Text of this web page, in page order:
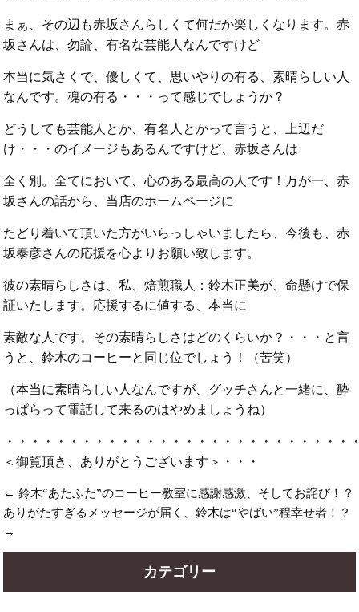
まぁ、その辺も赤坂さんらしくて何だか楽しくなります。赤
坂さんは、勿論、有名な芸能人なんですけど
本当に気さくで、優しくて、思いやりの有る、素晴らしい人
なんです。魂の有る・・・って感じでしょうか？
どうしても芸能人とか、有名人とかって言うと、上辺だ
け・・・のイメージもあるんですけど、赤坂さんは
全く別。全てにおいて、心のある最高の人です！万が一、赤
坂さんの話から、当店のホームページに
たどり着いて頂いた方がいらっしゃいましたら、今後も、赤
坂泰彦さんの応援を心よりお願い致します。
彼の素晴らしさは、私、焙煎職人：鈴木正美が、命懸けで保
証いたします。応援するに値する、本当に
素敵な人です。その素晴らしさはどのくらいか？・・・と言
うと、鈴木のコーヒーと同じ位でしょう！（苦笑）
（本当に素晴らしい人なんですが、グッチさんと一緒に、酔
っぱらって電話して来るのはやめましょうね）
・・・・・・・・・・・・・・・・・・・・・・・・・・
＜御覧頂き、ありがとうございます＞・・・
←鈴木“あたふた”のコーヒー教室に感謝感激、そしてお詫び！？
ありがたすぎるメッセージが届く、鈴木は“やばい”程幸せ者！？
→
カテゴリー